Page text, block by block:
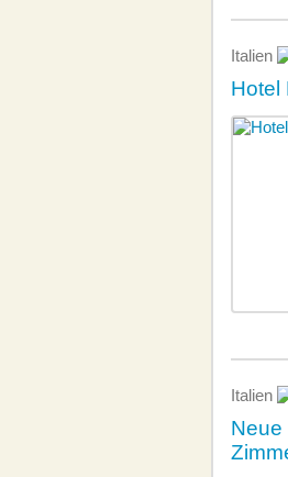
Italien
Hotel
Italien
Neue